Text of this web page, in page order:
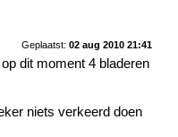
Geplaatst: 02 aug 2010 21:41
dit moment 4 bladeren
niets verkeerd doen